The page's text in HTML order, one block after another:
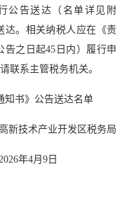
公告送达（名单详见附
达。相关纳税人应在《责
之日起45日内）履行申
联系主管税务机关。
知书》公告送达名单
新技术产业开发区税务局
年4月9日